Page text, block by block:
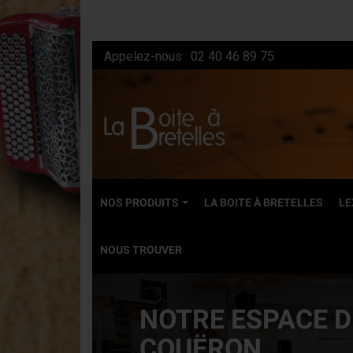
Appelez-nous : 02 40 46 89 75
NOS PRODUITS
Accordéons
LA BOITE À BRETELLES
NOUS TROUVER
L’ATELIER DE LA